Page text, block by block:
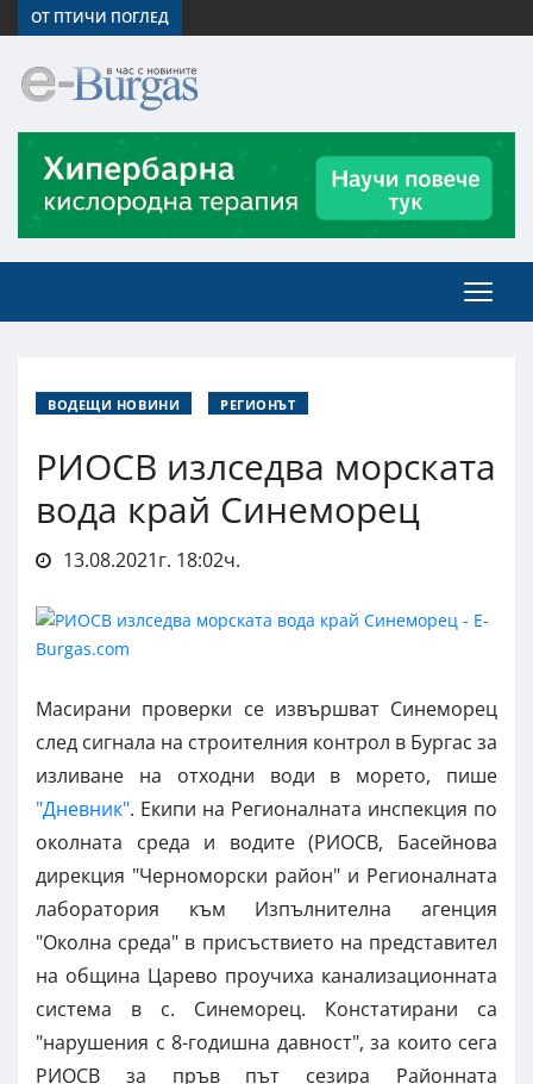
ОТ ПТИЧИ ПОГЛЕД
ВОДЕЩИ НОВИНИ РЕГИОНЪТ
РИОСВ излседва морската
вода край Синеморец
13.08.2021г. 18:02ч.
Масирани проверки се извършват Синеморец
след сигнала на строителния контрол в Бургас за
изливане на отходни води в морето, пише
"Дневник". Екипи на Регионалната инспекция по
околната среда и водите (РИОСВ, Басейнова
дирекция "Черноморски район" и Регионалната
лаборатория към Изпълнителна агенция
"Околна среда" в присъствието на представител
на община Царево проучиха канализационната
система в с. Синеморец. Констатирани са
"нарушения с 8-годишна давност", за които сега
РИОСВ за пръв път сезира Районната